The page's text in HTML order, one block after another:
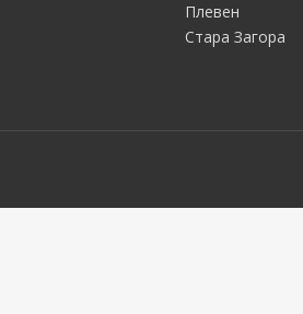
Плевен
Стара Загора